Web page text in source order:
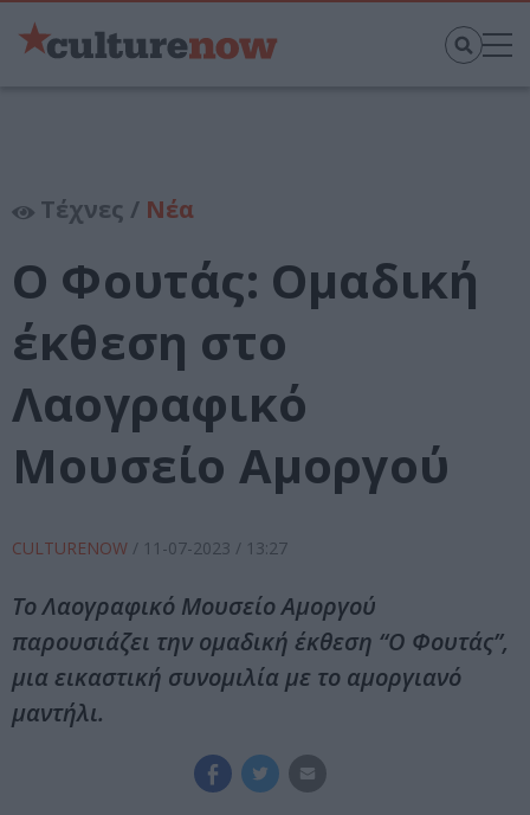
Τέχνες / Νέα
Ο Φουτάς: Ομαδική
έκθεση στο
Λαογραφικό
Μουσείο Αμοργού
CULTURENOW / 11-07-2023 / 13:27
Το Λαογραφικό Μουσείο Αμοργού
παρουσιάζει την ομαδική έκθεση “Ο Φουτάς”,
μια εικαστική συνομιλία με το αμοργιανό
μαντήλι.